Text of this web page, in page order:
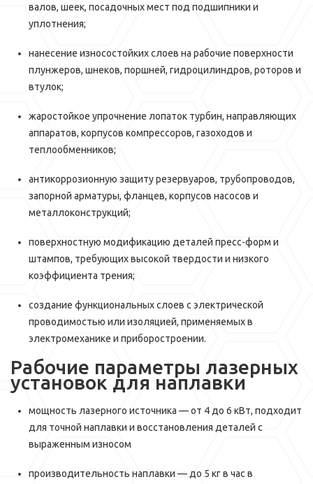
валов, шеек, посадочных мест под подшипники и
уплотнения;
нанесение износостойких слоев на рабочие поверхности
плунжеров, шнеков, поршней, гидроцилиндров, роторов и
втулок;
жаростойкое упрочнение лопаток турбин, направляющих
аппаратов, корпусов компрессоров, газоходов и
теплообменников;
антикоррозионную защиту резервуаров, трубопроводов,
запорной арматуры, фланцев, корпусов насосов и
металлоконструкций;
поверхностную модификацию деталей пресс-форм и
штампов, требующих высокой твердости и низкого
коэффициента трения;
создание функциональных слоев с электрической
проводимостью или изоляцией, применяемых в
электромеханике и приборостроении.
Рабочие параметры лазерных
установок для наплавки
мощность лазерного источника — от 4 до 6 кВт, подходит
для точной наплавки и восстановления деталей с
выраженным износом
производительность наплавки — до 5 кг в час в